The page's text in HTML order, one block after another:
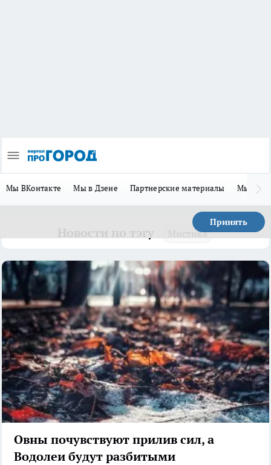
Мы ВКонтакте Мы в Дзене Партнерские материалы Мы в
Принять
Мистика
Овны почувствуют прилив сил, а
Водолеи будут разбитыми